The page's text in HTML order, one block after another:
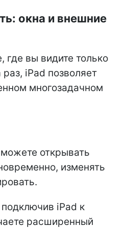
окна и внешние
где вы видите только
iPad позволяет
многозадачном
открывать
изменять
подключив iPad к
расширенный